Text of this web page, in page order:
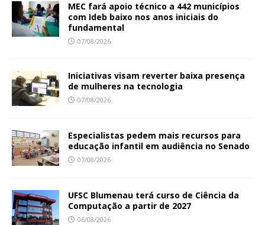
MEC fará apoio técnico a 442 municípios
com Ideb baixo nos anos iniciais do
fundamental
07/08/2026
Iniciativas visam reverter baixa presença
de mulheres na tecnologia
07/08/2026
Especialistas pedem mais recursos para
educação infantil em audiência no Senado
07/08/2026
UFSC Blumenau terá curso de Ciência da
Computação a partir de 2027
06/08/2026